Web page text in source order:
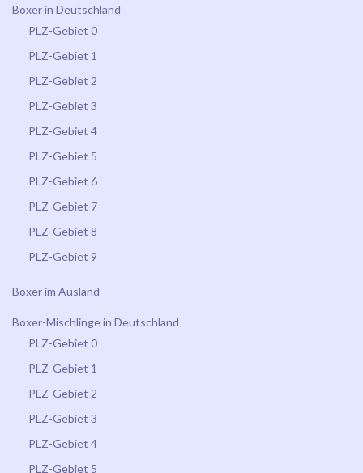
Boxer in Deutschland
PLZ-Gebiet 0
PLZ-Gebiet 1
PLZ-Gebiet 2
PLZ-Gebiet 3
PLZ-Gebiet 4
PLZ-Gebiet 5
PLZ-Gebiet 6
PLZ-Gebiet 7
PLZ-Gebiet 8
PLZ-Gebiet 9
Boxer im Ausland
Boxer-Mischlinge in Deutschland
PLZ-Gebiet 0
PLZ-Gebiet 1
PLZ-Gebiet 2
PLZ-Gebiet 3
PLZ-Gebiet 4
PLZ-Gebiet 5